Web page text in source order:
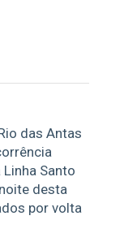
das Antas
Santo
desta
por volta